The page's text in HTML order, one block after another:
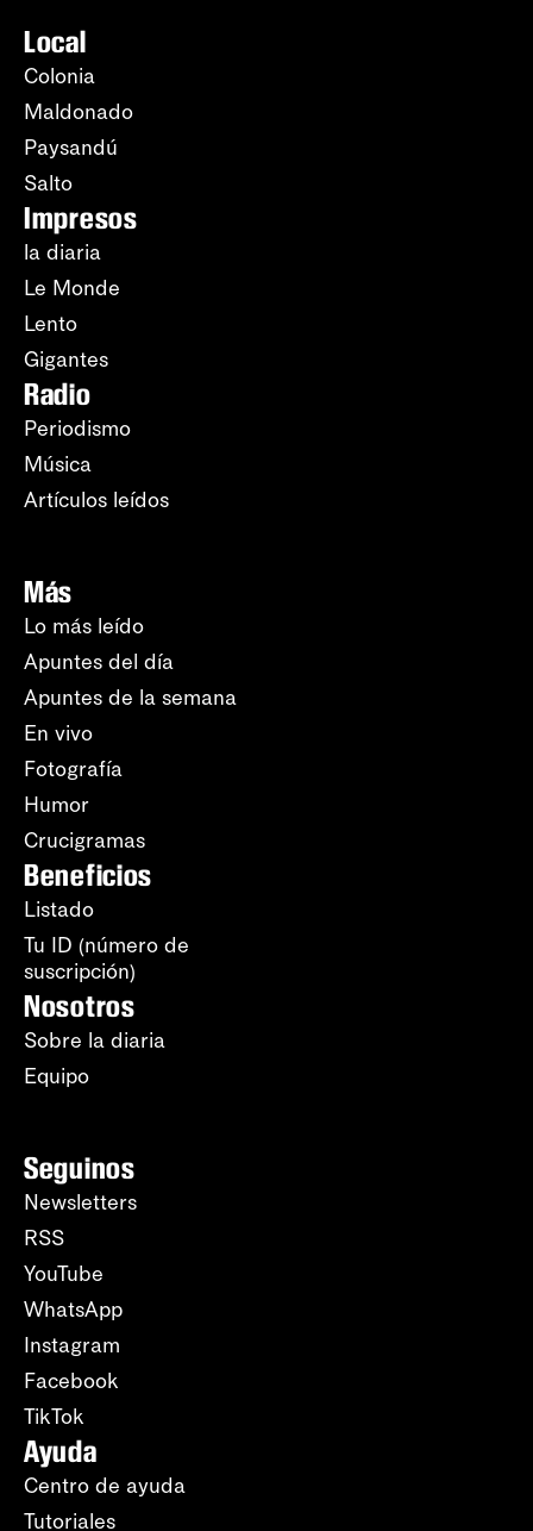
Local
Colonia
Maldonado
Paysandú
Salto
Impresos
la diaria
Le Monde
Lento
Gigantes
Radio
Periodismo
Música
Artículos leídos
Más
Lo más leído
Apuntes del día
Apuntes de la semana
En vivo
Fotografía
Humor
Crucigramas
Beneficios
Listado
Tu ID (número de
suscripción)
Nosotros
Sobre la diaria
Equipo
Seguinos
Newsletters
RSS
YouTube
WhatsApp
Instagram
Facebook
TikTok
Ayuda
Centro de ayuda
Tutoriales